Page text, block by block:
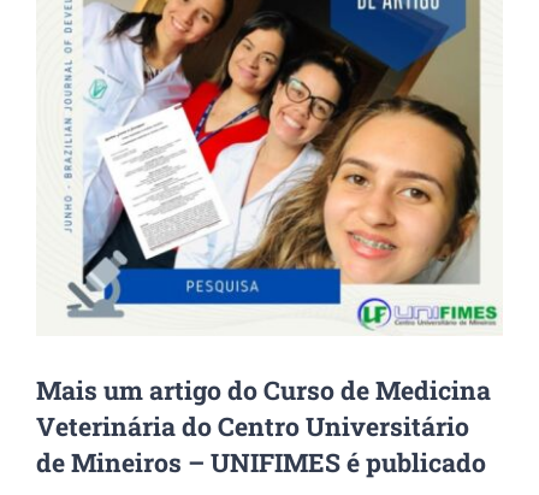
Mais um artigo do Curso de Medicina
Veterinária do Centro Universitário
de Mineiros – UNIFIMES é publicado